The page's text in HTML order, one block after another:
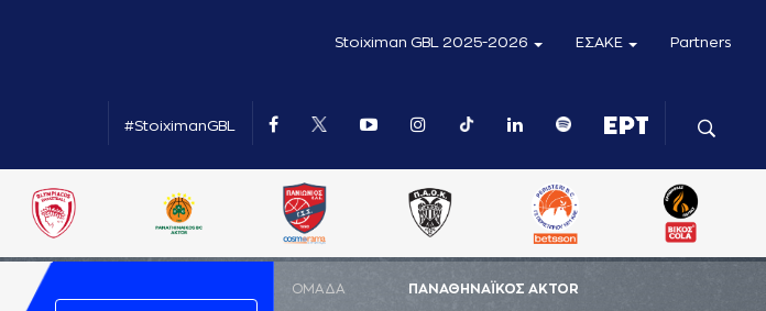
Stoiximan GBL 2025-2026 ΕΣΑΚΕ Partners
#StoiximanGBL
ΟΜΑΔΑ ΠΑΝΑΘΗΝΑΪΚΟΣ AKTOR